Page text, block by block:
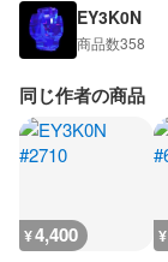
EY3K0N
商品数358
同じ作者の商品
¥4,400 ¥